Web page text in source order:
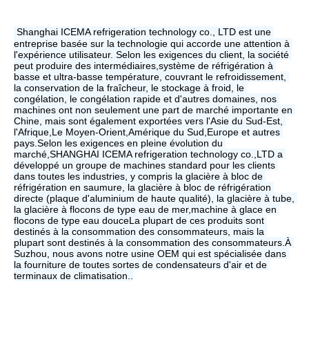
Shanghai ICEMA refrigeration technology co., LTD est une
entreprise basée sur la technologie qui accorde une attention à
l'expérience utilisateur. Selon les exigences du client, la société
peut produire des intermédiaires,système de réfrigération à
basse et ultra-basse température, couvrant le refroidissement,
la conservation de la fraîcheur, le stockage à froid, le
congélation, le congélation rapide et d'autres domaines, nos
machines ont non seulement une part de marché importante en
Chine, mais sont également exportées vers l'Asie du Sud-Est,
l'Afrique,Le Moyen-Orient,Amérique du Sud,Europe et autres
pays.Selon les exigences en pleine évolution du
marché,SHANGHAI ICEMA refrigeration technology co.,LTD a
développé un groupe de machines standard pour les clients
dans toutes les industries, y compris la glacière à bloc de
réfrigération en saumure, la glacière à bloc de réfrigération
directe (plaque d'aluminium de haute qualité), la glacière à tube,
la glacière à flocons de type eau de mer,machine à glace en
flocons de type eau douceLa plupart de ces produits sont
destinés à la consommation des consommateurs, mais la
plupart sont destinés à la consommation des consommateurs.À
Suzhou, nous avons notre usine OEM qui est spécialisée dans
la fourniture de toutes sortes de condensateurs d'air et de
terminaux de climatisation..